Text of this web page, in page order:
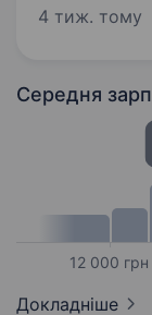
управління
4 тиж. тому
Середня
12 000 грн
Докладніше